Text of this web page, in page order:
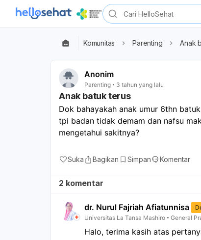
Komunitas Parenting Anak
Anonim
Parenting 3 tahun yang lalu
Anak batuk terus
Dok bahayakah anak umur 6thn
tpi badan tidak demam dan nafsu
mengetahui sakitnya?
Suka Bagikan Simpan Komentar
2 komentar
dr. Nurul Fajriah Afiatunnisa
Universitas La Tansa Mashiro
General
Halo, terima kasih atas